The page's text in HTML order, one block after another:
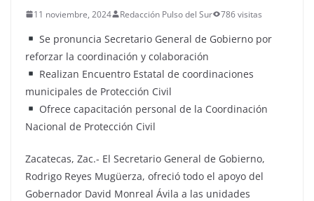
11 noviembre, 2024 Redacción Pulso del Sur 786 visitas
Se pronuncia Secretario General de Gobierno por
reforzar la coordinación y colaboración
Realizan Encuentro Estatal de coordinaciones
municipales de Protección Civil
Ofrece capacitación personal de la Coordinación
Nacional de Protección Civil
Zacatecas, Zac.- El Secretario General de Gobierno,
Rodrigo Reyes Mugüerza, ofreció todo el apoyo del
Gobernador David Monreal Ávila a las unidades